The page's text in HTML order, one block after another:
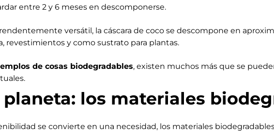
entre 2 y 6 meses en descomponerse.
versátil, la cáscara de coco se descompone en
revestimientos y como sustrato para plantas.
de cosas biodegradables, existen muchos más que se
los materiales
se convierte en una necesidad, los materiales